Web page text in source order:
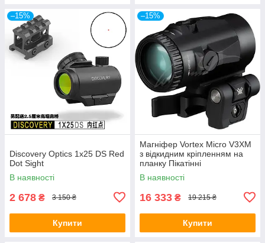
–15%
Discovery Optics 1x25 DS Red
Dot Sight
В наявності
2 678 ₴ 3 150 ₴
Купити
–15%
Магніфер Vortex Micro V3XM
з відкидним кріпленням на
планку Пікатінні
В наявності
16 333 ₴ 19 215 ₴
Купити